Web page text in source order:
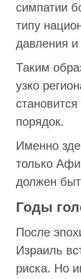
симпатии
типу
давления и
Таким
узко
порядок.
Именно
только
должен
Годы
После
Израиль
риска. Но